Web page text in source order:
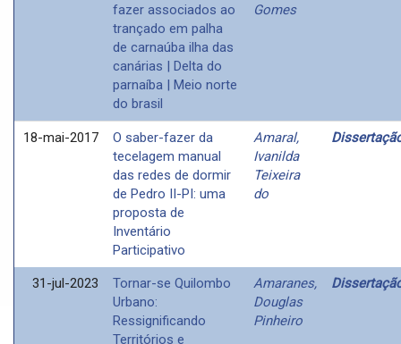
fazer associados ao
trançado em palha
de carnaúba ilha das
canárias | Delta do
parnaíba | Meio norte
do brasil
Gomes
18-mai-2017
O saber-fazer da
tecelagem manual
das redes de dormir
de Pedro II-PI: uma
proposta de
Inventário
Participativo
Amaral,
Ivanilda
Teixeira
do
31-jul-2023
Tornar-se Quilombo
Urbano:
Ressignificando
Territórios e
Amaranes,
Douglas
Pinheiro